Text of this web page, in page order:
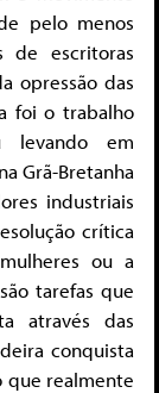
pelo menos
de escritoras
opressão das
foi o trabalho
em
Grã-Bretanha
industriais
crítica
ou a
tarefas que
através das
conquista
que realmente